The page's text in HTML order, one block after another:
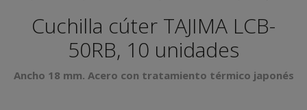
Cuchilla cúter TAJIMA LCB-
50RB, 10 unidades
Ancho 18 mm. Acero con tratamiento térmico japonés